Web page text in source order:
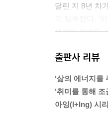
달린 지 8년 차
생각이 들었다.
다. 내게 필요한
특히 가장 기
·15런에 참여
출판사 리뷰
‘삶의 에너지를
‘취미를 통해
아잉(I+Ing) 시